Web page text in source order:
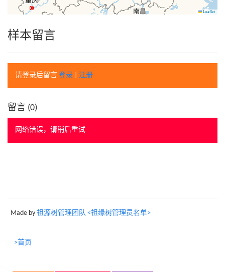
Leaflet
样本留言
请登录后留言 登录 注册
留言 (0)
网络错误，请稍后重试
Made by 祖源树管理团队 <祖缘树管理员名单>
>首页